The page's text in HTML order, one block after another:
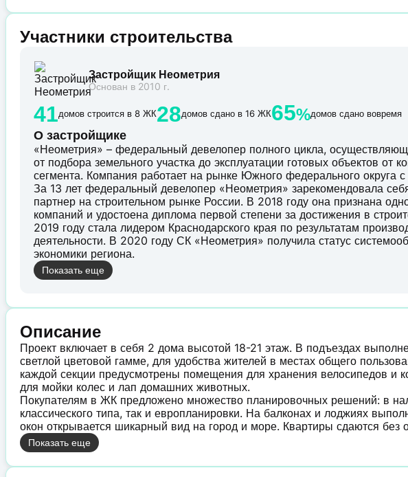
Участники строительства
Застройщик Неометрия
Основан в 2010 г.
41домов строится в 8 ЖК28домов сдано в 16 ЖК65%домов сдано вовремя
О застройщике
«Неометрия» – федеральный девелопер полного цикла,
от подбора земельного участка до эксплуатации готовых объектов от
сегмента. Компания работает на рынке Южного федерального округа
За 13 лет федеральный девелопер «Неометрия» зарекомендовала
партнер на строительном рынке России. В 2018 году она признана
компаний и удостоена диплома первой степени за достижения в
2019 году стала лидером Краснодарского края по результатам
деятельности. В 2020 году СК «Неометрия» получила статус
экономики региона.
Показать еще
Описание
Проект включает в себя 2 дома высотой 18-21 этаж. В подъездах
светлой цветовой гамме, для удобства жителей в местах общего
каждой секции предусмотрены помещения для хранения велосипедов и
для мойки колес и лап домашних животных.
Покупателям в ЖК предложено множество планировочных решений: в
классического типа, так и европланировки. На балконах и лоджиях
окон открывается шикарный вид на город и море. Квартиры сдаются без
Показать еще